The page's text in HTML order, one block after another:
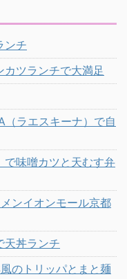
ンチ
ツランチで大満足
ラエスキーナ）で自
で味噌カツと天むす弁
ンイオンモール京都
天丼ランチ
のトリッパとまと麺